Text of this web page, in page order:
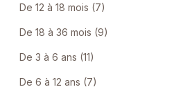
De 12 à 18 mois (7)
De 18 à 36 mois (9)
De 3 à 6 ans (11)
De 6 à 12 ans (7)